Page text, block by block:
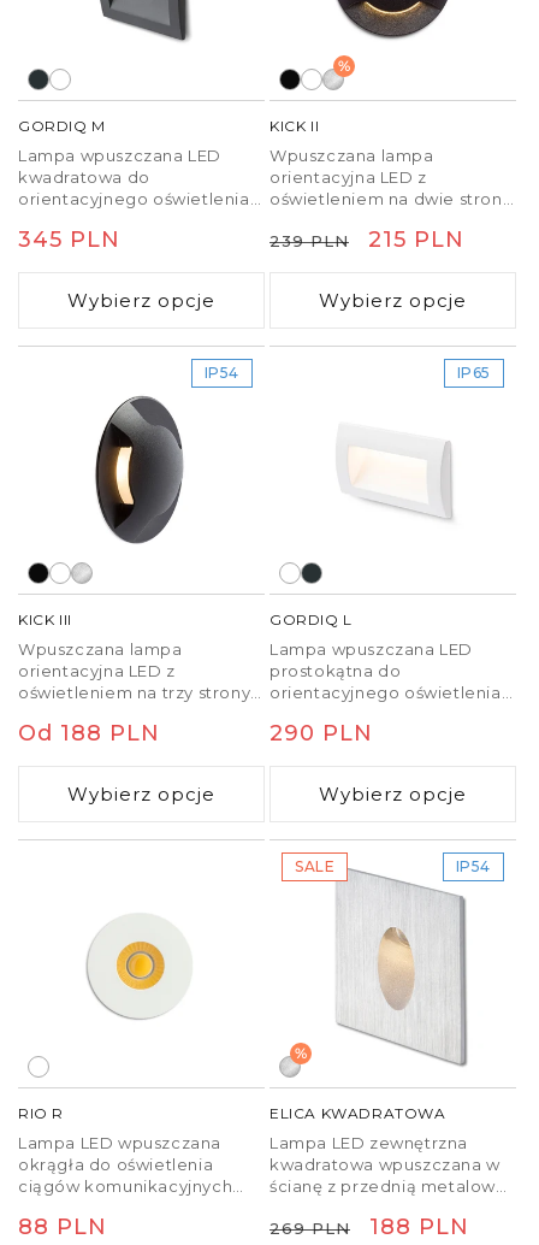
GORDIQ M
Lampa wpuszczana LED
kwadratowa do
orientacyjnego oświetlenia
tarasów.
Cena
regularna
345 PLN
Wybierz opcje
%
KICK II
Wpuszczana lampa
orientacyjna LED z
oświetleniem na dwie strony.
na ścianie.
Cena
regularna
239 PLN
Cena
promocyjna
215 PLN
Wybierz opcje
IP54
KICK III
Wpuszczana lampa
orientacyjna LED z
oświetleniem na trzy strony.
na ścianie.
Cena
regularna
Od 188 PLN
Wybierz opcje
IP65
GORDIQ L
Lampa wpuszczana LED
prostokątna do
orientacyjnego oświetlenia
tarasów.
Cena
regularna
290 PLN
Wybierz opcje
RIO R
Lampa LED wpuszczana
okrągła do oświetlenia
ciągów komunikacyjnych
pustych ścianach lub
Cena
88 PLN
SALE IP54
%
ELICA KWADRATOWA
Lampa LED zewnętrzna
kwadratowa wpuszczana w
ścianę z przednią metalową
Lampa jest dostarczana z
Cena
269 PLN
Cena
188 PLN